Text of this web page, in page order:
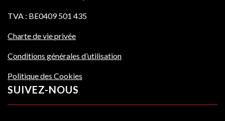
TVA : BE0409 501 435
Charte de vie privée
Conditions générales d’utilisation
Politique des Cookies
SUIVEZ-NOUS